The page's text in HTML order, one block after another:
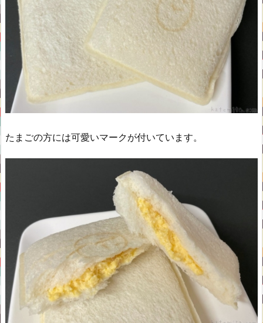
たまごの方には可愛いマークが付いています。